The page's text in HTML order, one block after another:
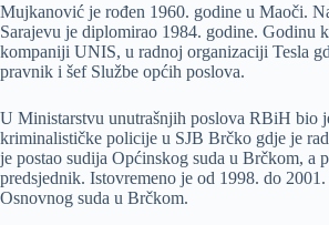
Mujkanović je rođen 1960. godine u Maoči.
Sarajevu je diplomirao 1984. godine. Godinu
kompaniji UNIS, u radnoj organizaciji Tesla
pravnik i šef Službe općih poslova.
U Ministarstvu unutrašnjih poslova RBiH bio
kriminalističke policije u SJB Brčko gdje je
je postao sudija Općinskog suda u Brčkom, a
predsjednik. Istovremeno je od 1998. do
Osnovnog suda u Brčkom.